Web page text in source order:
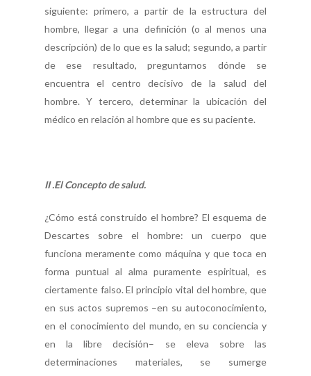
siguiente: primero, a partir de la estructura del
hombre, llegar a una definición (o al menos una
descripción) de lo que es la salud; segundo, a partir
de ese resultado, preguntarnos dónde se
encuentra el centro decisivo de la salud del
hombre. Y tercero, determinar la ubicación del
médico en relación al hombre que es su paciente.
II .El Concepto de salud.
¿Cómo está construido el hombre? El esquema de
Descartes sobre el hombre: un cuerpo que
funciona meramente como máquina y que toca en
forma puntual al alma puramente espiritual, es
ciertamente falso. El principio vital del hombre, que
en sus actos supremos –en su autoconocimiento,
en el conocimiento del mundo, en su conciencia y
en la libre decisión– se eleva sobre las
determinaciones materiales, se sumerge